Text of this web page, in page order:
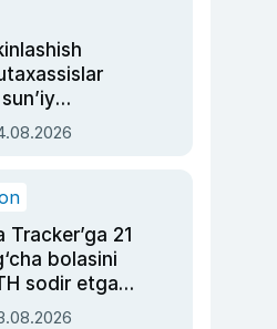
xavotir
21
bolasini
sodir etgan
hukmi o‘qildi